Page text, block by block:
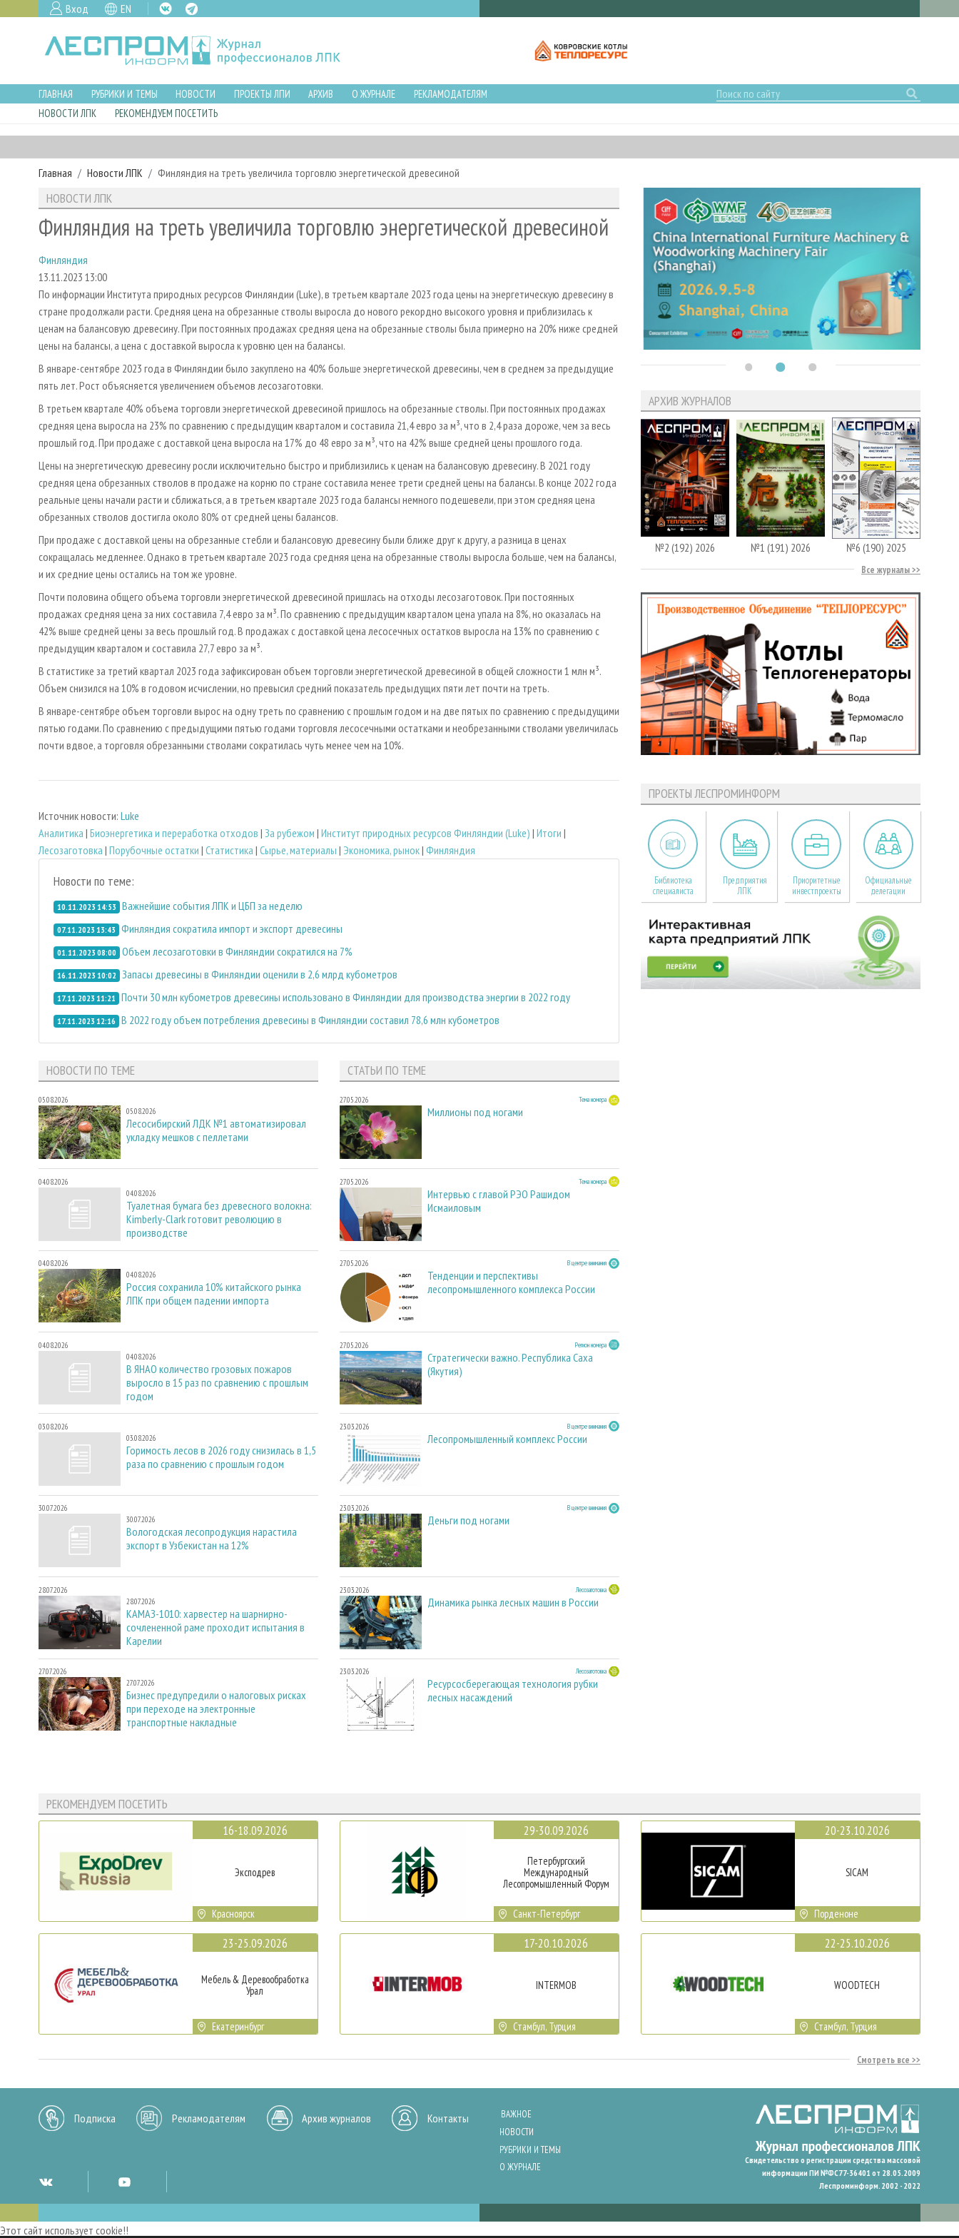
Вход EN
ГЛАВНАЯ РУБРИКИ И ТЕМЫ НОВОСТИ ПРОЕКТЫ ЛПИ АРХИВ О ЖУРНАЛЕ
РЕКЛАМОДАТЕЛЯМ
НОВОСТИ ЛПК
РЕКОМЕНДУЕМ ПОСЕТИТЬ
Главная Новости ЛПК Финляндия на треть увеличила торговлю энергетической древесиной
НОВОСТИ ЛПК
Финляндия на треть увеличила торговлю энергетической древесиной
Финляндия
13.11.2023 13:00
По информации Института природных ресурсов Финляндии (Luke), в третьем квартале 2023 года цены на энергетическую древесину в
стране продолжали расти. Средняя цена на обрезанные стволы выросла до нового рекордно высокого уровня и приблизилась к
ценам на балансовую древесину. При постоянных продажах средняя цена на обрезанные стволы была примерно на 20% ниже средней
цены на балансы, а цена с доставкой выросла к уровню цен на балансы.
В январе-сентябре 2023 года в Финляндии было закуплено на 40% больше энергетической древесины, чем в среднем за предыдущие
пять лет. Рост объясняется увеличением объемов лесозаготовки.
В третьем квартале 40% объема торговли энергетической древесиной пришлось на обрезанные стволы. При постоянных продажах
средняя цена выросла на 23% по сравнению с предыдущим кварталом и составила 21,4 евро за м³, что в 2,4 раза дороже, чем за весь
прошлый год. При продаже с доставкой цена выросла на 17% до 48 евро за м³, что на 42% выше средней цены прошлого года.
Цены на энергетическую древесину росли исключительно быстро и приблизились к ценам на балансовую древесину. В 2021 году
средняя цена обрезанных стволов в продаже на корню по стране составила менее трети средней цены на балансы. В конце 2022 года
реальные цены начали расти и сближаться, а в третьем квартале 2023 года балансы немного подешевели, при этом средняя цена
обрезанных стволов достигла около 80% от средней цены балансов.
При продаже с доставкой цены на обрезанные стебли и балансовую древесину были ближе друг к другу, а разница в ценах
сокращалась медленнее. Однако в третьем квартале 2023 года средняя цена на обрезанные стволы выросла больше, чем на балансы,
и их средние цены остались на том же уровне.
Почти половина общего объема торговли энергетической древесиной пришлась на отходы лесозаготовок. При постоянных
продажах средняя цена за них составила 7,4 евро за м³. По сравнению с предыдущим кварталом цена упала на 8%, но оказалась на
42% выше средней цены за весь прошлый год. В продажах с доставкой цена лесосечных остатков выросла на 13% по сравнению с
предыдущим кварталом и составила 27,7 евро за м³.
В статистике за третий квартал 2023 года зафиксирован объем торговли энергетической древесиной в общей сложности 1 млн м³.
Объем снизился на 10% в годовом исчислении, но превысил средний показатель предыдущих пяти лет почти на треть.
В январе-сентябре объем торговли вырос на одну треть по сравнению с прошлым годом и на две пятых по сравнению с предыдущими
пятью годами. По сравнению с предыдущими пятью годами торговля лесосечными остатками и необрезанными стволами увеличилась
почти вдвое, а торговля обрезанными стволами сократилась чуть менее чем на 10%.
Источник новости: Luke
Аналитика | Биoэнергетика и переработка отходов | За рубежом | Институт природных ресурсов Финляндии (Luke) | Итоги |
Лесозаготовка | Порубочные остатки | Статистика | Сырье, материалы | Экономика, рынок| Финляндия
Новости по теме:
10.11.2023 14:53 Важнейшие события ЛПК и ЦБП за неделю
07.11.2023 13:43 Финляндия сократила импорт и экспорт древесины
01.11.2023 08:00 Объем лесозаготовки в Финляндии сократился на 7%
16.11.2023 10:02 Запасы древесины в Финляндии оценили в 2,6 млрд кубометров
17.11.2023 11:21 Почти 30 млн кубометров древесины использовано в Финляндии для производства энергии в 2022 году
17.11.2023 12:16 В 2022 году объем потребления древесины в Финляндии составил 78,6 млн кубометров
НОВОСТИ ПО ТЕМЕ
05.08.2026
05.08.2026
Лесосибирский ЛДК №1 автоматизировал
укладку мешков с пеллетами
04.08.2026
04.08.2026
Туалетная бумага без древесного волокна:
Kimberly-Clark готовит революцию в
производстве
04.08.2026
04.08.2026
Россия сохранила 10% китайского рынка
ЛПК при общем падении импорта
04.08.2026
04.08.2026
В ЯНАО количество грозовых пожаров
выросло в 15 раз по сравнению с прошлым
годом
03.08.2026
03.08.2026
Горимость лесов в 2026 году снизилась в 1,5
раза по сравнению с прошлым годом
30.07.2026
30.07.2026
Вологодская лесопродукция нарастила
экспорт в Узбекистан на 12%
28.07.2026
28.07.2026
КАМАЗ-1010: харвестер на шарнирно-
сочлененной раме проходит испытания в
Карелии
27.07.2026
27.07.2026
Бизнес предупредили о налоговых рисках
при переходе на электронные
транспортные накладные
СТАТЬИ ПО ТЕМЕ
27.05.2026 Тема номера
Миллионы под ногами
27.05.2026 Тема номера
Интервью с главой РЭО Рашидом
Исмаиловым
27.05.2026 В центре внимания
Тенденции и перспективы
лесопромышленного комплекса России
27.05.2026 Регион номера
Стратегически важно. Республика Саха
(Якутия)
23.03.2026 В центре внимания
Лесопромышленный комплекс России
23.03.2026 В центре внимания
Деньги под ногами
23.03.2026 Лесозаготовка
Динамика рынка лесных машин в России
23.03.2026 Лесозаготовка
Ресурсосберегающая технология рубки
лесных насаждений
АРХИВ ЖУРНАЛОВ
№2 (192) 2026 №1 (191) 2026 №6 (190) 2025
Все журналы
ПРОЕКТЫ ЛЕСПРОМИНФОРМ
Библиотека
специалиста
Предприятия
ЛПК
Приоритетные
инвестпроекты
Официальные
делегации
РЕКОМЕНДУЕМ ПОСЕТИТЬ
16-18.09.2026
Эксподрев
Красноярск
23-25.09.2026
Мебель & Деревообработка
Урал
Екатеринбург
29-30.09.2026
Петербургский
Международный
Лесопромышленный Форум
Санкт-Петербург
17-20.10.2026
INTERMOB
Стамбул, Турция
20-23.10.2026
SICAM
Порденоне
22-25.10.2026
WOODTECH
Стамбул, Турция
Смотреть все
Подписка Рекламодателям Архив журналов Контакты
ВАЖНОЕ
НОВОСТИ
РУБРИКИ И ТЕМЫ
О ЖУРНАЛЕ
Свидетельство о регистрации средства массовой
информации ПИ №ФС77-36401 от 28.05.2009
Леспроминформ. 2002 - 2022
Этот сайт использует cookie!!